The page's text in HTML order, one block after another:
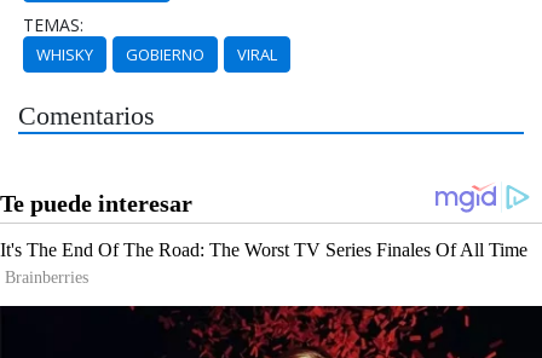
TEMAS:
WHISKY GOBIERNO VIRAL
Comentarios